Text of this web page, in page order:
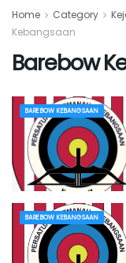
Home Category
Kebangsaan
Barebow
BAREBOW KEBANGSAAN
BAREBOW KEBANGSAAN